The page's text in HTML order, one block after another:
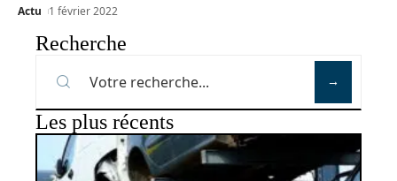
Actu 1 février 2022
Recherche
Les plus récents